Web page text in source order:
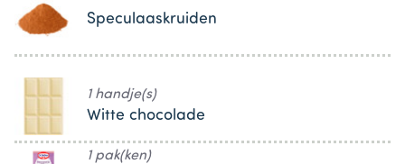
Speculaaskruiden
1 handje(s)
Witte chocolade
1 pak(ken)